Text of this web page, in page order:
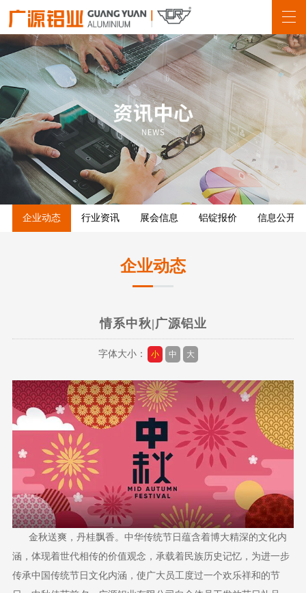
企业动态 行业资讯 展会信息 铝锭报价 信息公开
企业动态
情系中秋|广源铝业
字体大小： 小 中 大
金秋送爽，丹桂飘香。中华传统节日蕴含着博大精深的文化内
涵，体现着世代相传的价值观念，承载着民族历史记忆，为进一步
传承中国传统节日文化内涵，使广大员工度过一个欢乐祥和的节